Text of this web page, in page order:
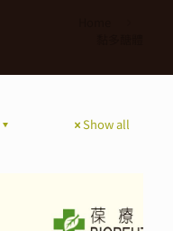
Show all